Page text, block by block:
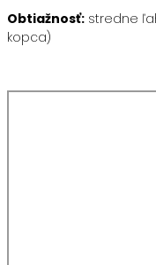
Obtiažnosť: stredne
kopca)